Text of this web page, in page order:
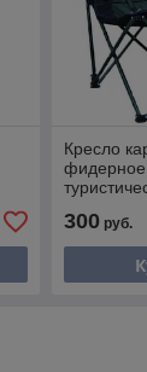
Кресло
TRF-038
300руб.